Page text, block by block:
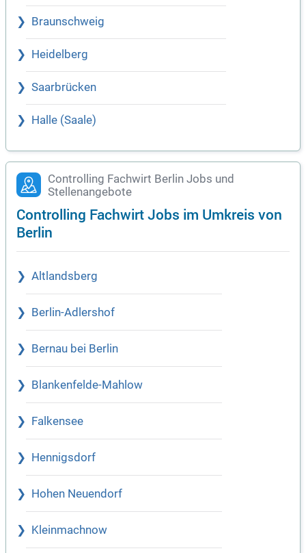
Braunschweig
Heidelberg
Saarbrücken
Halle (Saale)
Controlling Fachwirt Berlin Jobs und
Stellenangebote
Controlling Fachwirt Jobs im Umkreis von
Berlin
Altlandsberg
Berlin-Adlershof
Bernau bei Berlin
Blankenfelde-Mahlow
Falkensee
Hennigsdorf
Hohen Neuendorf
Kleinmachnow